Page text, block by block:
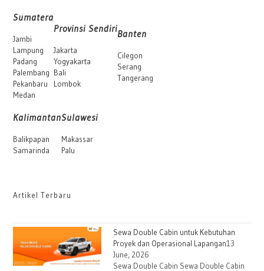
Sumatera
Jambi
Lampung
Padang
Palembang
Pekanbaru
Medan
Provinsi Sendiri
Jakarta
Yogyakarta
Bali
Lombok
Banten
Cilegon
Serang
Tangerang
Kalimantan
Balikpapan
Samarinda
Sulawesi
Makassar
Palu
Artikel Terbaru
Sewa Double Cabin untuk Kebutuhan
Proyek dan Operasional Lapangan13
June, 2026
Sewa Double Cabin Sewa Double Cabin